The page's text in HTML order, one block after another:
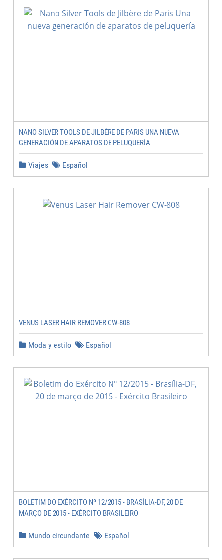
NANO SILVER TOOLS DE JILBÈRE DE PARIS UNA NUEVA
GENERACIÓN DE APARATOS DE PELUQUERÍA
Viajes Español
VENUS LASER HAIR REMOVER CW-808
Moda y estilo Español
BOLETIM DO EXÉRCITO Nº 12/2015 - BRASÍLIA-DF, 20 DE
MARÇO DE 2015 - EXÉRCITO BRASILEIRO
Mundo circundante Español